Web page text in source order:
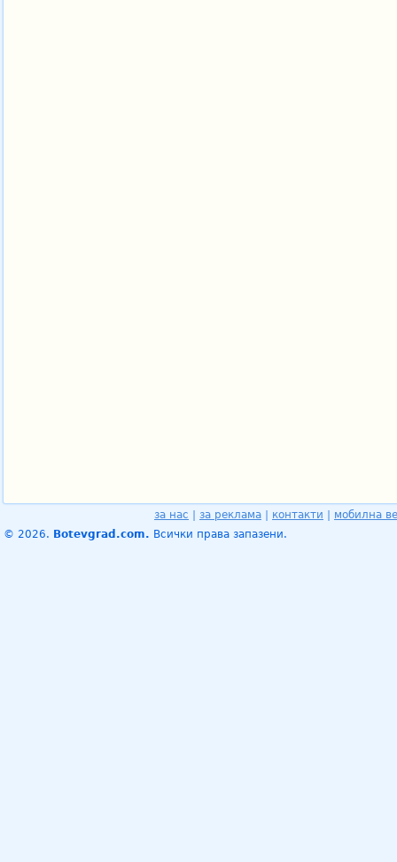
за нас за реклама контакти
мобилна
© 2026. Botevgrad.com. Всички права запазени.